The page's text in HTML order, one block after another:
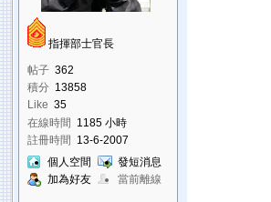
指揮部士官長
帖子 362
積分 13858
Like 35
在線時間 1185 小時
註冊時間 13-6-2007
個人空間
發短消息
加為好友
當前離線